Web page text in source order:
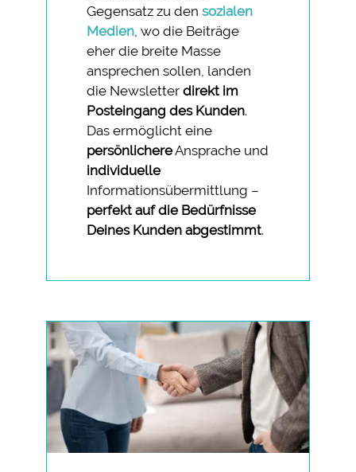
Gegensatz zu den sozialen
Medien , wo die Beiträge
eher die breite Masse
ansprechen sollen, landen
die Newsletterdirekt im
Posteingang des Kunden.
Das ermöglicht eine
persönlichereAnsprache und
individuelle
Informationsübermittlung –
perfekt auf die Bedürfnisse
Deines Kunden abgestimmt.